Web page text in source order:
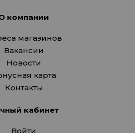
компании
магазинов
Вакансии
Новости
карта
Контакты
кабинет
Войти